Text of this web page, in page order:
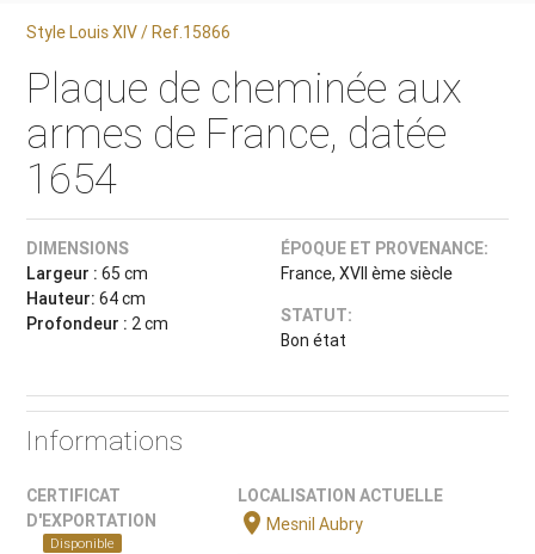
Style Louis XIV / Ref.15866
Plaque de cheminée aux
armes de France, datée
1654
DIMENSIONS
Largeur : 65 cm
Hauteur: 64 cm
Profondeur : 2 cm
ÉPOQUE ET PROVENANCE:
France, XVII ème siècle
STATUT:
Bon état
Informations
CERTIFICAT
D'EXPORTATION
Disponible
LOCALISATION ACTUELLE
location_onMesnil Aubry